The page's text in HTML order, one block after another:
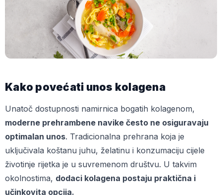
Kako povećati unos kolagena
Unatoč dostupnosti namirnica bogatih kolagenom,
moderne prehrambene navike često ne osiguravaju
optimalan unos. Tradicionalna prehrana koja je
uključivala koštanu juhu, želatinu i konzumaciju cijele
životinje rijetka je u suvremenom društvu. U takvim
okolnostima, dodaci kolagena postaju praktična i
učinkovita opcija.